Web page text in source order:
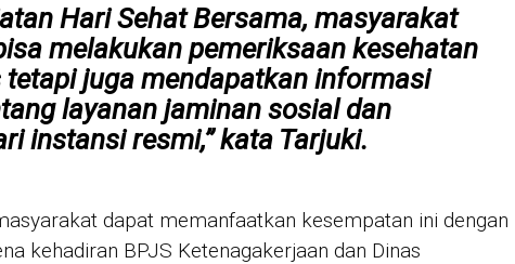
Hari Sehat Bersama, masyarakat
melakukan pemeriksaan kesehatan
tetapi juga mendapatkan informasi
layanan jaminan sosial dan
instansi resmi,” kata Tarjuki.
dapat memanfaatkan kesempatan ini dengan
kehadiran BPJS Ketenagakerjaan dan Dinas